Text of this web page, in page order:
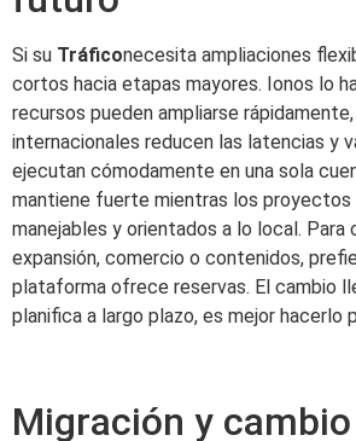
Si su Tráficonecesita ampliaciones
cortos hacia etapas mayores. Ionos lo
recursos pueden ampliarse
internacionales reducen las latencias y
ejecutan cómodamente en una sola
mantiene fuerte mientras los proyectos
manejables y orientados a lo local. Para
expansión, comercio o contenidos,
plataforma ofrece reservas. El cambio
planifica a largo plazo, es mejor hacerlo
Migración y